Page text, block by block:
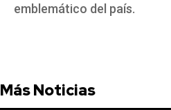
emblemático del país.
Más Noticias